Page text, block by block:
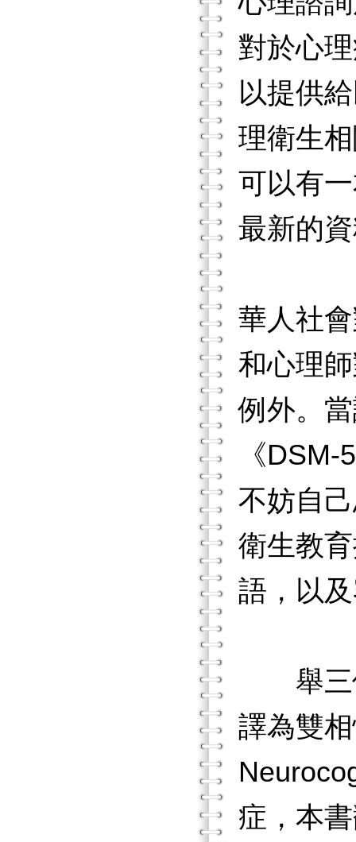
對於心
以提供
理衛生
可以有
最新的
華人社
和心理
例外。
《
不妨自
衛生教
語，以
舉三個
譯為雙
症，本